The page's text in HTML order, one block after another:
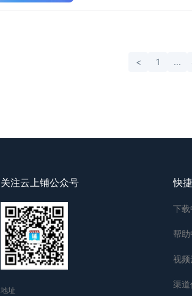
< 1 ...
关注云上铺公众号
地址
快
下
帮
视
渠道